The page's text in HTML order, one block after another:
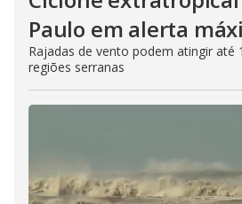
Paulo em alerta
Rajadas de vento podem atingir até
regiões serranas